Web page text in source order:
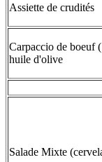
Assiette de crudités
Carpaccio de boeuf
huile d'olive
Salade Mixte